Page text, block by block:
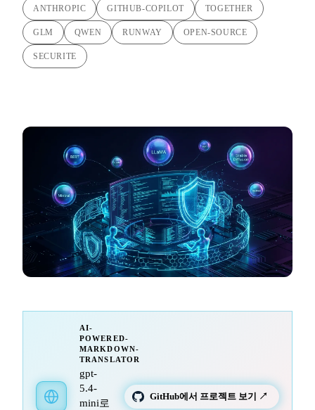
ANTHROPIC GITHUB-COPILOT TOGETHER
GLM QWEN RUNWAY OPEN-SOURCE
SECURITE
AI-
POWERED-
MARKDOWN-
TRANSLATOR
gpt-
5.4-
mini로
GitHub에서 프로젝트 보기 ↗